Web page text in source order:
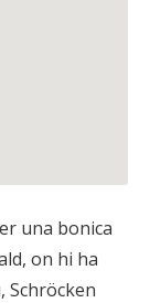
una bonica
on hi ha
Schröcken